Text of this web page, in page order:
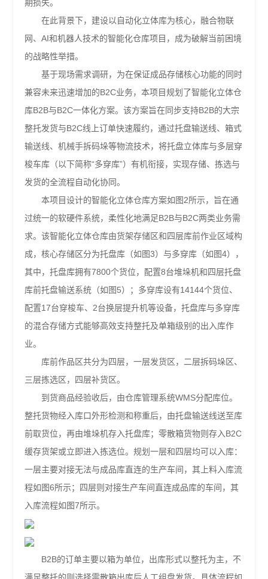
期损失。
在此背景下，建设以自动化立体库为核心，融合物联
网、AI和机器人技术的智能化仓库项目，成为破解当前困境
的战略性举措。
基于现场需求调研，为在保证成品存储核心功能的同时
兼容未来迅速增加的B2C业务，本项目规划了智能化立体仓
库B2B与B2C一体化方案。该方案旨在同步支持B2B的大宗
整托发货与B2C线上订单快速履约，通过托盘输送线、箱式
输送线、机械手拆码垛等物流技术，将托盘立体库与多层穿
梭车库（以下简称“多穿库”）有机衔接，实现存储、拣选与
发货的全流程自动化协同。
本项目设计的智能化立体仓库方案如图2所示，旨在通
过统一的软硬件系统，柔性化地满足B2B与B2C两类业务需
求。该智能化立体仓库由货架存储区和四层库前作业区域构
成，核心存储区分为托盘库（如图3）与多穿库（如图4），
其中，托盘库拥有7800个货位，配置8台堆垛机和四层托盘
库前托盘输送系统（如图5）；多穿库设有14144个货位、
配置17台穿梭车、2台换层提升机等设备，托盘库与多穿库
的混合存储方式能够高效支持整托及单箱级别的出入库作
业。
库前作品区共分为四层，一层发货区，二层拆码垛区、
三层拣选区，四层补货区。
到货商品经验收后，由仓库管理系统WMS分配库位。
整托货物经入库口外形检测和称重后，由托盘输送线送至库
前取货位，再由堆垛机存入托盘库；零散箱货物则存入B2C
缓存货架或立即进入拣选位。规划一层和四层均可以入库：
一层主要对接无法与成品库直连的生产车间，其上料入库流
程如图6所示；四层则对接生产车间直连成品库的车间，其
入库流程如图7所示。
B2B的订单主要以箱为单位，出库形式以整托为主，不